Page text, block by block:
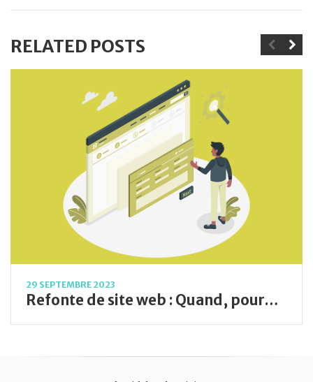
RELATED POSTS
29 SEPTEMBRE 2023
Refonte de site web : Quand, pourquoi et comment le faire ?